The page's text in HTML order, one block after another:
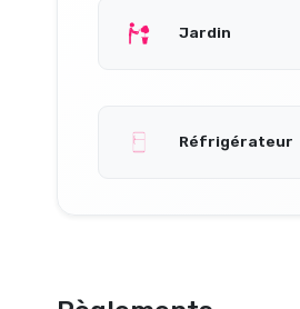
Jardin
Réfrigérateur